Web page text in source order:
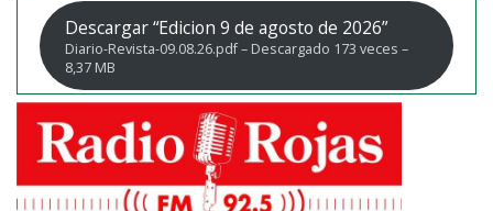
Descargar “Edicion 9 de agosto de 2026”
Diario-Revista-09.08.26.pdf – Descargado 173 veces –
8,37 MB